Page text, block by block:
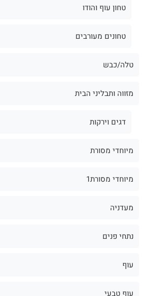
טחון עוף והודו
טחונים מעורבים
טלה/כבש
מזווה ותבליני הבית
דגים וירקות
מיוחדי מסורת
מיוחדי מסורת1
מעדניה
נתחי פנים
עוף
עוף טבעי